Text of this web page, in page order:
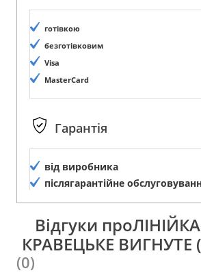
готівкою
безготівковим
Visa
MasterCard
Гарантія
від виробника
післягарантійне
Відгуки
КРАВЕЦЬКЕ ВИГНУТЕ
(0)